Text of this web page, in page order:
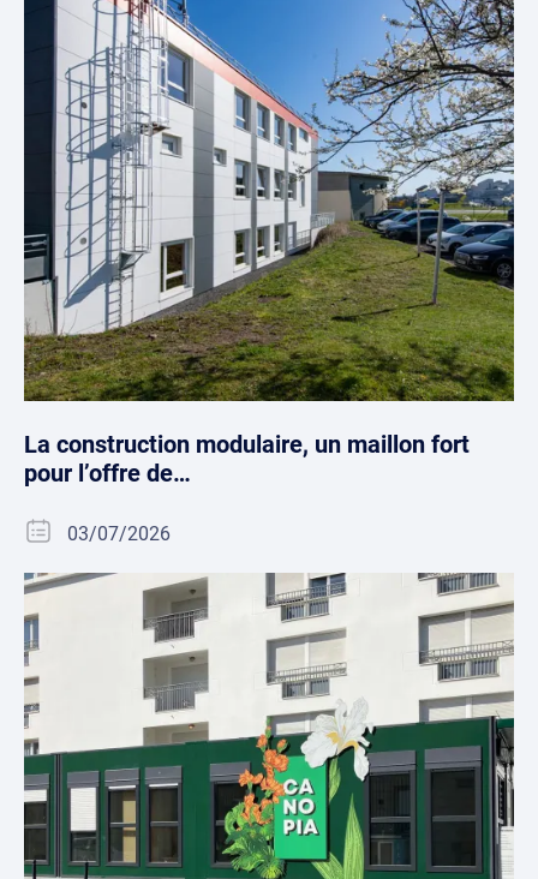
La construction modulaire, un maillon fort
pour l’offre de…
03/07/2026